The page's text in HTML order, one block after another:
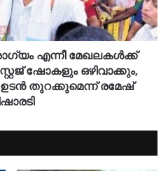
എന്നീ മേഖലകൾക്ക്
ഷോകളും ഒഴിവാക്കും,
തുറക്കുമെന്ന് രമേഷ്